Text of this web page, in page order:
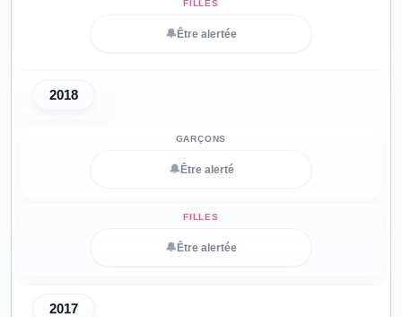
🔔 Être alertée
2018
🔔 Être alerté
🔔 Être alertée
2017